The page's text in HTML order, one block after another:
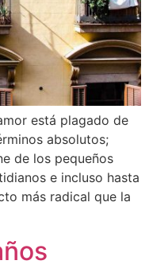
está plagado de
absolutos;
de los pequeños
e incluso hasta
más radical que la